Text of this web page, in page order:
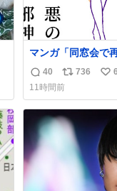
マンガ「同窓会で
返
信
数
40
リ
ポ
ス
ト
736
い
ね
数
11時間前